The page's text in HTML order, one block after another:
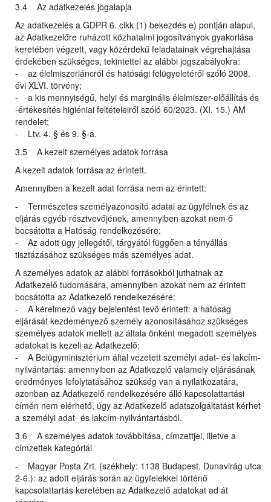
3.4 Az adatkezelés jogalapja
Az adatkezelés a GDPR 6. cikk (1) bekezdés e) pontján alapul,
az Adatkezelőre ruházott közhatalmi jogosítványok gyakorlása
keretében végzett, vagy közérdekű feladatainak végrehajtása
érdekében szükséges, tekintettel az alábbi jogszabályokra:
- az élelmiszerláncról és hatósági felügyeletéről szóló 2008.
évi XLVI. törvény;
- a kis mennyiségű, helyi és marginális élelmiszer-előállítás és
-értékesítés higiéniai feltételeiről szóló 60/2023. (XI. 15.) AM
rendelet;
- Ltv. 4. § és 9. §-a.
3.5 A kezelt személyes adatok forrása
A kezelt adatok forrása az érintett.
Amennyiben a kezelt adat forrása nem az érintett:
- Természetes személyazonosító adatai az ügyfélnek és az
eljárás egyéb résztvevőjének, amennyiben azokat nem ő
bocsátotta a Hatóság rendelkezésére;
- Az adott ügy jellegétől, tárgyától függően a tényállás
tisztázásához szükséges más személyes adat.
A személyes adatok az alábbi forrásokból juthatnak az
Adatkezelő tudomására, amennyiben azokat nem az érintett
bocsátotta az Adatkezelő rendelkezésére:
- A kérelmező vagy bejelentést tevő érintett: a hatóság
eljárását kezdeményező személy azonosításához szükséges
személyes adatok mellett az általa önként megadott személyes
adatokat is kezeli az Adatkezelő;
- A Belügyminisztérium által vezetett személyi adat- és lakcím-
nyilvántartás: amennyiben az Adatkezelő valamely eljárásának
eredményes lefolytatásához szükség van a nyilatkozatára,
azonban az Adatkezelő rendelkezésére álló kapcsolattartási
címén nem elérhető, úgy az Adatkezelő adatszolgáltatást kérhet
a személyi adat- és lakcím-nyilvántartásból.
3.6 A személyes adatok továbbítása, címzettjei, illetve a
címzettek kategóriái
- Magyar Posta Zrt. (székhely: 1138 Budapest, Dunavirág utca
2-6.): az adott eljárás során az ügyfelekkel történő
kapcsolattartás keretében az Adatkezelő adatokat ad át